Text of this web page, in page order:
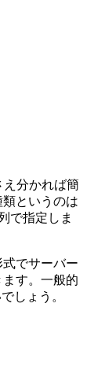
分かれば簡
というのは
で指定しま
でサーバー
す。一般的
しょう。